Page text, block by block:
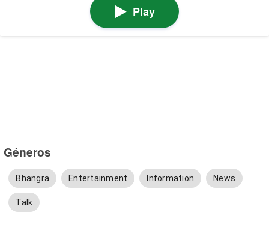
Play
Géneros
Bhangra Entertainment Information News
Talk